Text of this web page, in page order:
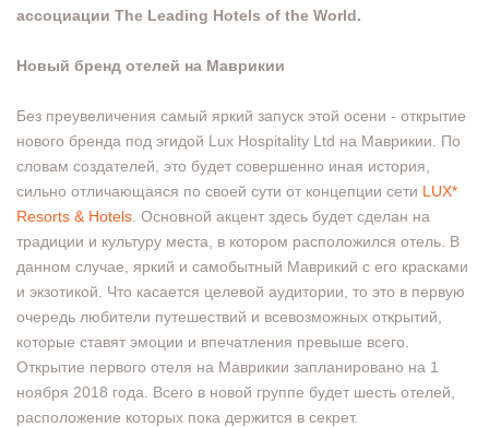
ассоциации The Leading Hotels of the World.
Новый бренд отелей на Маврикии
Без преувеличения самый яркий запуск этой осени - открытие
нового бренда под эгидой Lux Hospitality Ltd на Маврикии. По
словам создателей, это будет совершенно иная история,
сильно отличающаяся по своей сути от концепции сети LUX*
Resorts & Hotels . Основной акцент здесь будет сделан на
традиции и культуру места, в котором расположился отель. В
данном случае, яркий и самобытный Маврикий с его красками
и экзотикой. Что касается целевой аудитории, то это в первую
очередь любители путешествий и всевозможных открытий,
которые ставят эмоции и впечатления превыше всего.
Открытие первого отеля на Маврикии запланировано на 1
ноября 2018 года. Всего в новой группе будет шесть отелей,
расположение которых пока держится в секрет.